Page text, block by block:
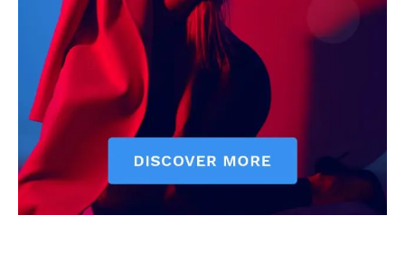
Facebook
X WhatsApp
Share